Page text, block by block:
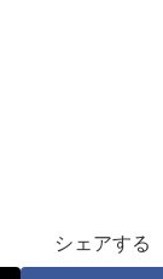
シェアする